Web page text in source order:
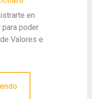
en
para poder
Valores e